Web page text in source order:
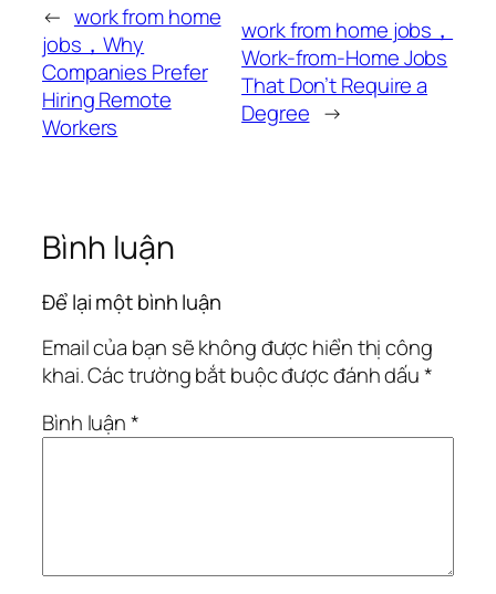
← work from home
jobs，Why
Companies Prefer
Hiring Remote
Workers
work from home jobs，
Work-from-Home Jobs
That Don’t Require a
Degree →
Bình luận
Để lại một bình luận
Email của bạn sẽ không được hiển thị công
khai.Các trường bắt buộc được đánh dấu*
Bình luận*